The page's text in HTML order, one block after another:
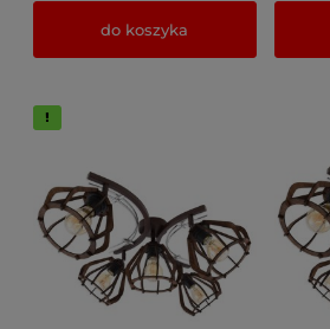
do koszyka